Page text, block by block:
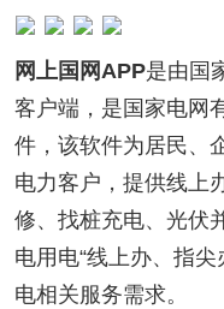
网上国网APP是由国
客户端，是国家电网
件，该软件为居民、
电力客户，提供线上
修、找桩充电、光伏
电用电“线上办、指
电相关服务需求。